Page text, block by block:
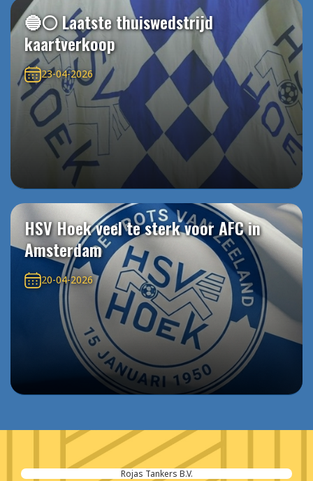
🔵⚪️ Laatste thuiswedstrijd
kaartverkoop
23-04-2026
HSV Hoek veel te sterk voor AFC in
Amsterdam
20-04-2026
Rojas Tankers B.V.